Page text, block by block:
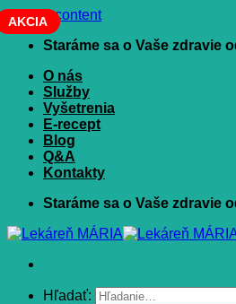
Skip to content
Staráme sa o Vaše zdravie
O nás
Služby
Vyšetrenia
E-recept
Blog
Q&A
Kontakty
Staráme sa o Vaše zdravie
Hľadať:
AKCIA